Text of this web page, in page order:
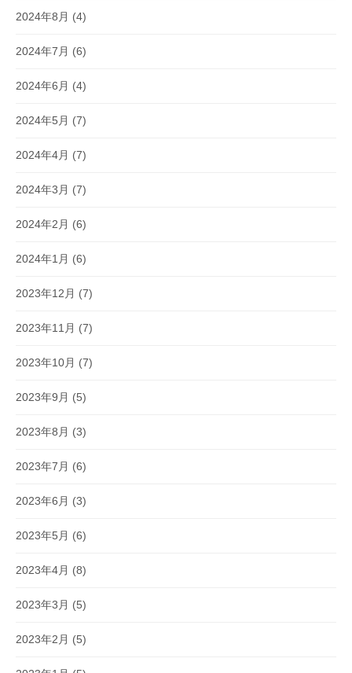
2024年8月 (4)
2024年7月 (6)
2024年6月 (4)
2024年5月 (7)
2024年4月 (7)
2024年3月 (7)
2024年2月 (6)
2024年1月 (6)
2023年12月 (7)
2023年11月 (7)
2023年10月 (7)
2023年9月 (5)
2023年8月 (3)
2023年7月 (6)
2023年6月 (3)
2023年5月 (6)
2023年4月 (8)
2023年3月 (5)
2023年2月 (5)